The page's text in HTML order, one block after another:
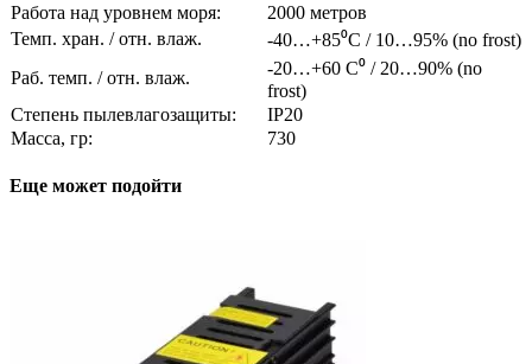
Работа над уровнем моря:
2000 метров
Темп. хран. / отн. влаж.
-40…+85⁰C / 10…95% (no frost)
Раб. темп. / отн. влаж.
-20…+60 С⁰ / 20…90% (no
frost)
Степень пылевлагозащиты:
IP20
Масса, гр:
730
Еще может подойти